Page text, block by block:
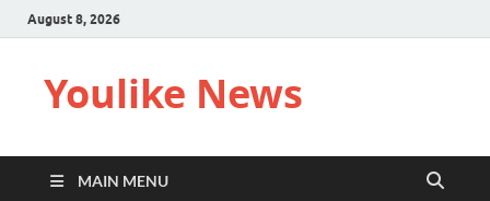
August 8, 2026
Youlike News
MAIN MENU